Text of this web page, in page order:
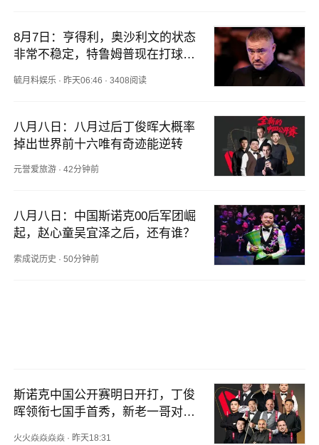
8月7日：亨得利，奥沙利文的状态
非常不稳定，特鲁姆普现在打球像
毓月料娱乐 · 昨天06:46 ·3408阅读
八月八日：八月过后丁俊晖大概率
掉出世界前十六唯有奇迹能逆转
元誉爱旅游 ·42分钟前
八月八日：中国斯诺克00后军团崛
起，赵心童吴宜泽之后，还有谁？
索成说历史 ·50分钟前
斯诺克中国公开赛明日开打，丁俊
晖领衔七国手首秀，新老一哥对决
火火焱焱焱焱 · 昨天18:31